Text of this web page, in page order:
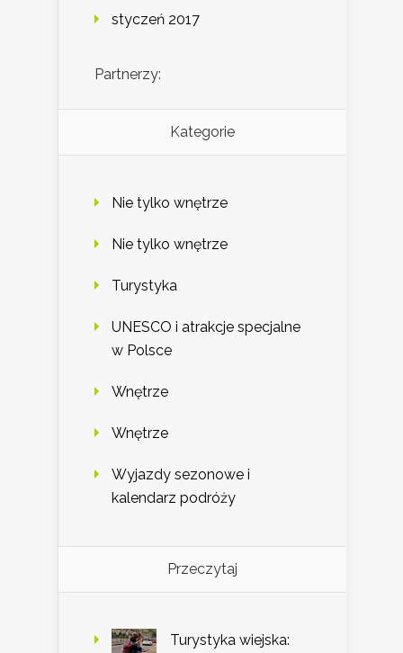
styczeń 2017
Partnerzy:
Kategorie
Nie tylko wnętrze
Nie tylko wnętrze
Turystyka
UNESCO i atrakcje specjalne
w Polsce
Wnętrze
Wnętrze
Wyjazdy sezonowe i
kalendarz podróży
Przeczytaj
Turystyka wiejska: